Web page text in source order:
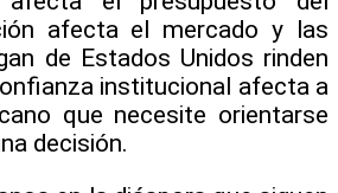
afecta el mercado y las
de Estados Unidos rinden
institucional afecta a
que necesite orientarse
decisión.